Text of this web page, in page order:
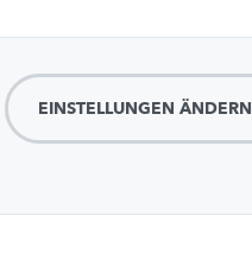
EINSTELLUNGEN ÄNDERN